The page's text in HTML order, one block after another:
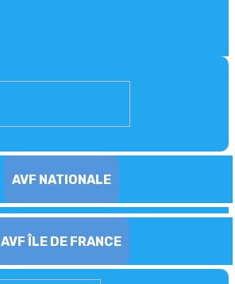
AVF NATIONALE
AVF ÎLE DE FRANCE